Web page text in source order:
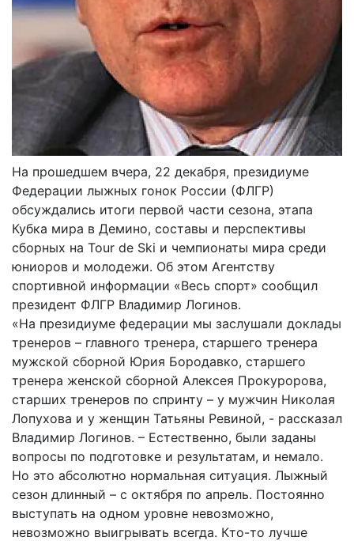
На прошедшем вчера, 22 декабря, президиуме
Федерации лыжных гонок России (ФЛГР)
обсуждались итоги первой части сезона, этапа
Кубка мира в Демино, составы и перспективы
сборных на Tour de Ski и чемпионаты мира среди
юниоров и молодежи. Об этом Агентству
спортивной информации «Весь спорт» сообщил
президент ФЛГР Владимир Логинов.
«На президиуме федерации мы заслушали доклады
тренеров – главного тренера, старшего тренера
мужской сборной Юрия Бородавко, старшего
тренера женской сборной Алексея Прокуророва,
старших тренеров по спринту – у мужчин Николая
Лопухова и у женщин Татьяны Ревиной, - рассказал
Владимир Логинов. – Естественно, были заданы
вопросы по подготовке и результатам, и немало.
Но это абсолютно нормальная ситуация. Лыжный
сезон длинный – с октября по апрель. Постоянно
выступать на одном уровне невозможно,
невозможно выигрывать всегда. Кто-то лучше